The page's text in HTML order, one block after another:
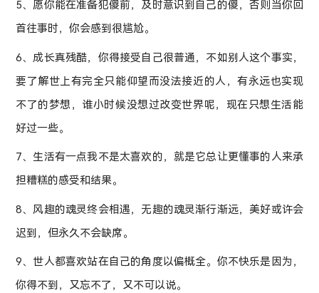
5、愿你能在准备犯傻前，及时意识到自己的傻，否则当你回
首往事时，你会感到很尴尬。
6、成长真残酷，你得接受自己很普通，不如别人这个事实，
要了解世上有完全只能仰望而没法接近的人，有永远也实现
不了的梦想，谁小时候没想过改变世界呢，现在只想生活能
好过一些。
7、生活有一点我不是太喜欢的，就是它总让更懂事的人来承
担糟糕的感受和结果。
8、风趣的魂灵终会相遇，无趣的魂灵渐行渐远，美好或许会
迟到，但永久不会缺席。
9、世人都喜欢站在自己的角度以偏概全。你不快乐是因为，
你得不到，又忘不了，又不可以说。